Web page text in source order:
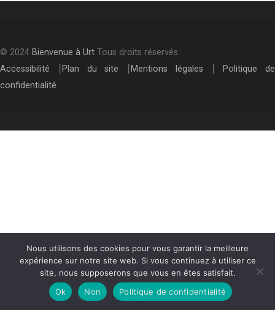
© 2024 Bienvenue à Urt Tous droits réservés.
Accessibilité
Plan du site Mentions légales
Politique de
confidentialité
Nous utilisons des cookies pour vous garantir la meilleure
expérience sur notre site web. Si vous continuez à utiliser ce
site, nous supposerons que vous en êtes satisfait.
Ok
Non Politique de confidentialité